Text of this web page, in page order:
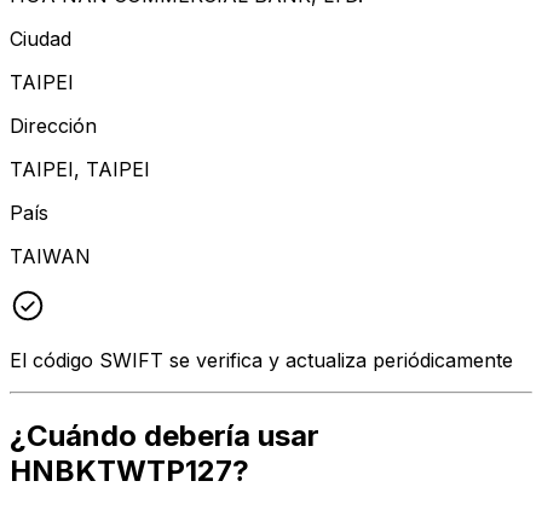
Ciudad
TAIPEI
Dirección
TAIPEI, TAIPEI
País
TAIWAN
El código SWIFT se verifica y actualiza periódicamente
¿Cuándo debería usar
HNBKTWTP127?